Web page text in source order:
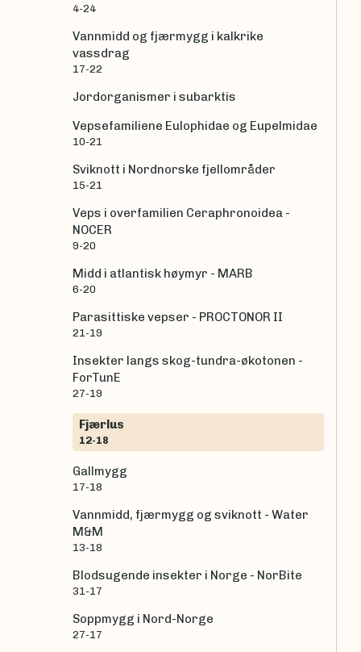
4-24
Vannmidd og fjærmygg i kalkrike
vassdrag
17-22
Jordorganismer i subarktis
Vepsefamiliene Eulophidae og Eupelmidae
10-21
Sviknott i Nordnorske fjellområder
15-21
Veps i overfamilien Ceraphronoidea -
NOCER
9-20
Midd i atlantisk høymyr - MARB
6-20
Parasittiske vepser - PROCTONOR II
21-19
Insekter langs skog-tundra-økotonen -
ForTunE
27-19
Fjærlus
12-18
Gallmygg
17-18
Vannmidd, fjærmygg og sviknott - Water
M&M
13-18
Blodsugende insekter i Norge - NorBite
31-17
Soppmygg i Nord-Norge
27-17